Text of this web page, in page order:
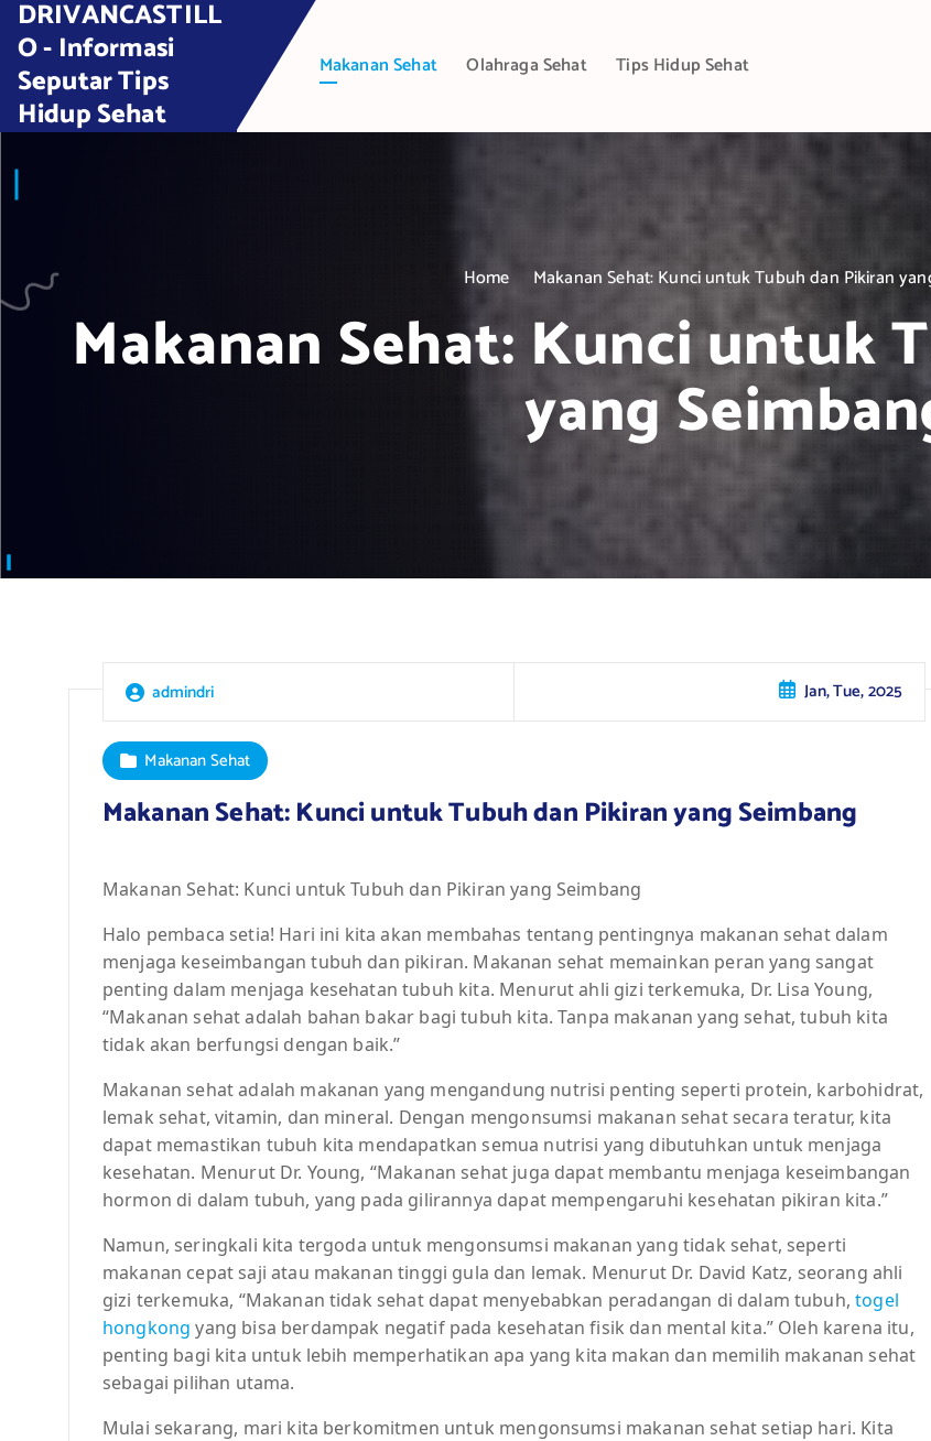
n
DRIVANCASTILL
O - Informasi
Seputar Tips
Hidup Sehat
Makanan Sehat Olahraga Sehat Tips Hidup Sehat
Home Makanan Sehat: Kunci untuk Tubuh dan Pikiran
Makanan Sehat: Kunci untuk
yang
admindri Jan, Tue, 2025
Makanan Sehat
Makanan Sehat: Kunci untuk Tubuh dan Pikiran yang Seimbang
Makanan Sehat: Kunci untuk Tubuh dan Pikiran yang Seimbang
Halo pembaca setia! Hari ini kita akan membahas tentang pentingnya makanan sehat dalam
menjaga keseimbangan tubuh dan pikiran. Makanan sehat memainkan peran yang sangat
penting dalam menjaga kesehatan tubuh kita. Menurut ahli gizi terkemuka, Dr. Lisa Young,
“Makanan sehat adalah bahan bakar bagi tubuh kita. Tanpa makanan yang sehat, tubuh kita
tidak akan berfungsi dengan baik.”
Makanan sehat adalah makanan yang mengandung nutrisi penting seperti protein, karbohidrat,
lemak sehat, vitamin, dan mineral. Dengan mengonsumsi makanan sehat secara teratur, kita
dapat memastikan tubuh kita mendapatkan semua nutrisi yang dibutuhkan untuk menjaga
kesehatan. Menurut Dr. Young, “Makanan sehat juga dapat membantu menjaga keseimbangan
hormon di dalam tubuh, yang pada gilirannya dapat mempengaruhi kesehatan pikiran kita.”
Namun, seringkali kita tergoda untuk mengonsumsi makanan yang tidak sehat, seperti
makanan cepat saji atau makanan tinggi gula dan lemak. Menurut Dr. David Katz, seorang ahli
gizi terkemuka, “Makanan tidak sehat dapat menyebabkan peradangan di dalam tubuh,togel
hongkongyang bisa berdampak negatif pada kesehatan fisik dan mental kita.” Oleh karena itu,
penting bagi kita untuk lebih memperhatikan apa yang kita makan dan memilih makanan sehat
sebagai pilihan utama.
Mulai sekarang, mari kita berkomitmen untuk mengonsumsi makanan sehat setiap hari. Kita